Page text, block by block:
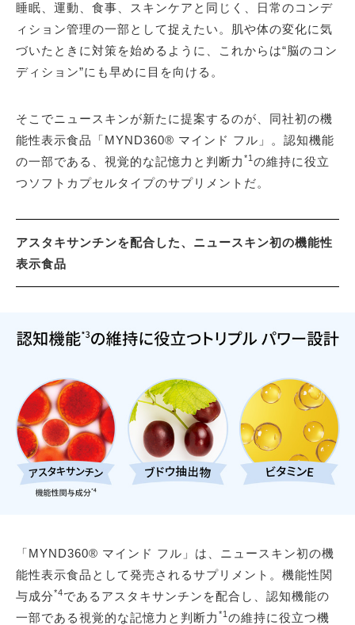
睡眠、運動、食事、スキンケアと同じく、日常のコンデ
ィション管理の一部として捉えたい。肌や体の変化に気
づいたときに対策を始めるように、これからは“脳のコン
ディション”にも早めに目を向ける。
そこでニュースキンが新たに提案するのが、同社初の機
能性表示食品「MYND360® マインド フル」。認知機能
の一部である、視覚的な記憶力と判断力 *1の維持に役立
つソフトカプセルタイプのサプリメントだ。
アスタキサンチンを配合した、ニュースキン初の機能性
表示食品
「MYND360® マインド フル」は、ニュースキン初の機
能性表示食品として発売されるサプリメント。機能性関
与成分*4であるアスタキサンチンを配合し、認知機能の
一部である視覚的な記憶力と判断力 *1 の維持に役立つ機